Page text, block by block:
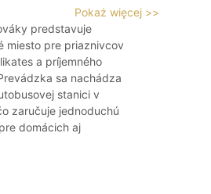
Pokaż więcej >>
predstavuje
miesto pre priaznivcov
a príjemného
sa nachádza
stanici v
zaručuje jednoduchú
domácich aj